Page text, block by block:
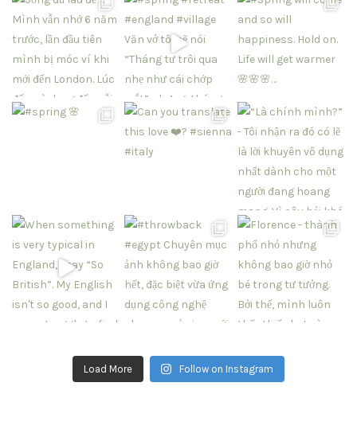
Load More Follow on Instagram